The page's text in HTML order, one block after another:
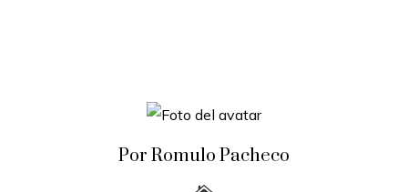
Por Romulo Pacheco